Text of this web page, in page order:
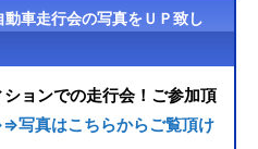
車走行会の写真をＵＰ致し
ョンでの走行会！ご参加頂
写真はこちらからご覧頂け